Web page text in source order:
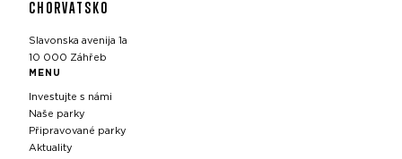
CHORVATSKO
Slavonska avenija 1a
10 000 Záhřeb
MENU
Investujte s námi
Naše parky
Připravované parky
Aktuality